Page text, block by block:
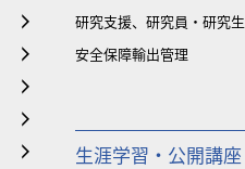
研究支援、研究員・研究生
安全保障輸出管理
生涯学習・公開講座